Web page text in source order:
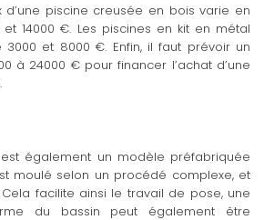
d’une piscine creusée en bois varie en
14000 €. Les piscines en kit en métal
et 8000 €. Enfin, il faut prévoir un
à 24000 € pour financer l’achat d’une
est également un modèle préfabriquée
moulé selon un procédé complexe, et
facilite ainsi le travail de pose, une
du bassin peut également être